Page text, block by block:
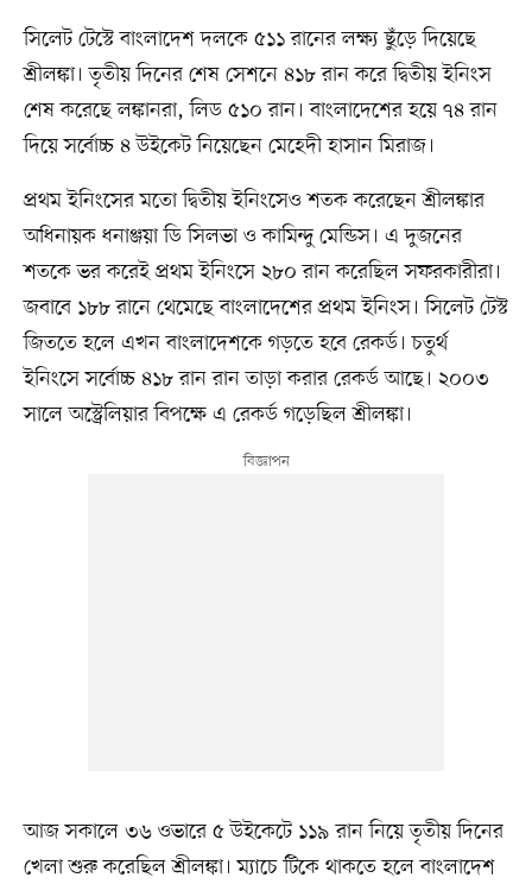
সিলেট টেস্টে বাংলাদেশ দলকে ৫১১ রানের লক্ষ্য ছুঁড়ে দিয়েছে
শ্রীলঙ্কা। তৃতীয় দিনের শেষ সেশনে ৪১৮ রান করে দ্বিতীয় ইনিংস
শেষ করেছে লঙ্কানরা, লিড ৫১০ রান। বাংলাদেশের হয়ে ৭৪ রান
দিয়ে সর্বোচ্চ ৪ উইকেট নিয়েছেন মেহেদী হাসান মিরাজ।
প্রথম ইনিংসের মতো দ্বিতীয় ইনিংসেও শতক করেছেন শ্রীলঙ্কার
অধিনায়ক ধনাঞ্জয়া ডি সিলভা ও কামিন্দু মেন্ডিস। এ দুজনের
শতকে ভর করেই প্রথম ইনিংসে ২৮০ রান করেছিল সফরকারীরা।
জবাবে ১৮৮ রানে থেমেছে বাংলাদেশের প্রথম ইনিংস। সিলেট টেস্ট
জিততে হলে এখন বাংলাদেশকে গড়তে হবে রেকর্ড। চতুর্থ
ইনিংসে সর্বোচ্চ ৪১৮ রান রান তাড়া করার রেকর্ড আছে। ২০০৩
সালে অস্ট্রেলিয়ার বিপক্ষে এ রেকর্ড গড়েছিল শ্রীলঙ্কা।
আজ সকালে ৩৬ ওভারে ৫ উইকেটে ১১৯ রান নিয়ে তৃতীয় দিনের
খেলা শুরু করেছিল শ্রীলঙ্কা। ম্যাচে টিকে থাকতে হলে বাংলাদেশ